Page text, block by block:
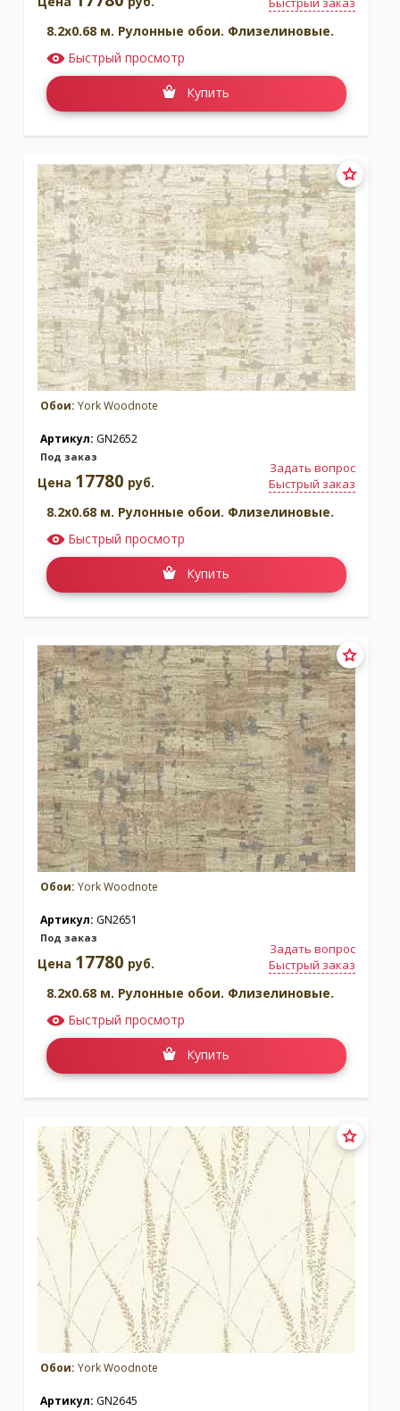
8.2x0.68 м. Рулонные обои. Флизелиновые.
Быстрый просмотр
Купить
Обои: York Woodnote
Артикул: GN2652
Под заказ
Задать вопрос
Быстрый заказ
Цена 17780 руб.
8.2x0.68 м. Рулонные обои. Флизелиновые.
Быстрый просмотр
Купить
Обои: York Woodnote
Артикул: GN2651
Под заказ
Задать вопрос
Быстрый заказ
Цена 17780 руб.
8.2x0.68 м. Рулонные обои. Флизелиновые.
Быстрый просмотр
Купить
Обои: York Woodnote
Артикул: GN2645